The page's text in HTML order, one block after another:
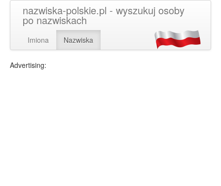
nazwiska-polskie.pl - wyszukuj osoby
po nazwiskach
Imiona Nazwiska
Advertising: